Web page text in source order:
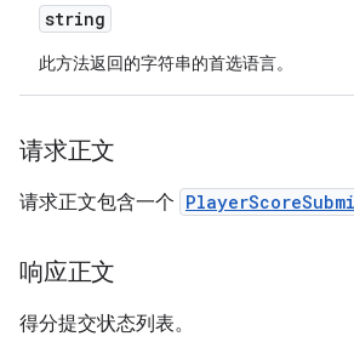
string
此方法返回的字符串的首选语言。
请求正文
请求正文包含一个
响应正文
得分提交状态列表。